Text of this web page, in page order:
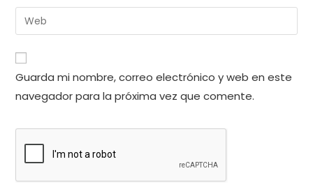
de
usuario
para
comentar
dirección
de
electrónico
para
comentar
Introduce
la
URL
de
tu
web
Guarda mi nombre, correo electrónico y web en este
navegador para la próxima vez que comente.